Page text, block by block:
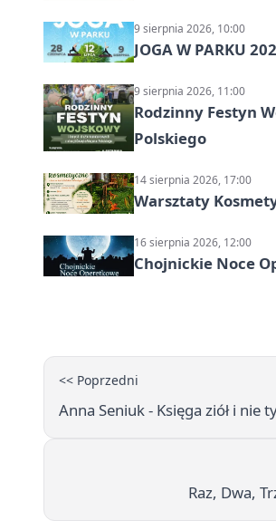
9 sierpnia 2026, 10:00
JOGA W PARKU
9 sierpnia 2026, 11:00
Rodzinny Festyn
Polskiego
14 sierpnia 2026, 17:00
Warsztaty
16 sierpnia 2026, 12:00
Chojnickie Noce
<< Poprzedni
Anna Seniuk - Księga ziół i
Raz, Dwa,